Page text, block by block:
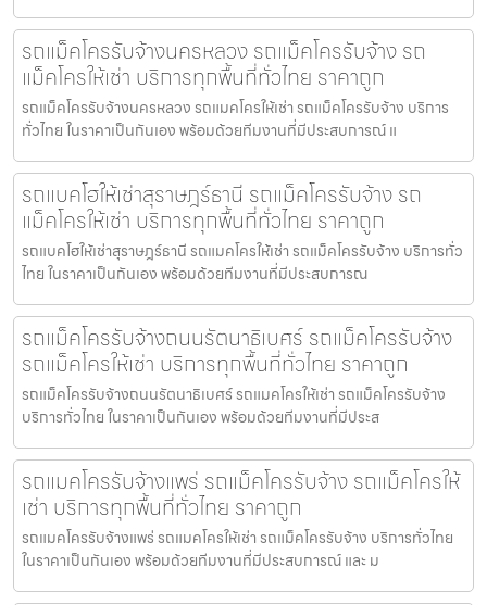
รถแม็คโครรับจ้างนครหลวง รถแม็คโครรับจ้าง รถ
แม็คโครให้เช่า บริการทุกพื้นที่ทั่วไทย ราคาถูก
รถแม็คโครรับจ้างนครหลวง รถแมคโครให้เช่า รถแม็คโครรับจ้าง บริการ
ทั่วไทย ในราคาเป็นกันเอง พร้อมด้วยทีมงานที่มีประสบการณ์ แ
รถแบคโฮให้เช่าสุราษฎร์ธานี รถแม็คโครรับจ้าง รถ
แม็คโครให้เช่า บริการทุกพื้นที่ทั่วไทย ราคาถูก
รถแบคโฮให้เช่าสุราษฎร์ธานี รถแมคโครให้เช่า รถแม็คโครรับจ้าง บริการทั่ว
ไทย ในราคาเป็นกันเอง พร้อมด้วยทีมงานที่มีประสบการณ
รถแม็คโครรับจ้างถนนรัตนาธิเบศร์ รถแม็คโครรับจ้าง
รถแม็คโครให้เช่า บริการทุกพื้นที่ทั่วไทย ราคาถูก
รถแม็คโครรับจ้างถนนรัตนาธิเบศร์ รถแมคโครให้เช่า รถแม็คโครรับจ้าง
บริการทั่วไทย ในราคาเป็นกันเอง พร้อมด้วยทีมงานที่มีประส
รถแมคโครรับจ้างแพร่ รถแม็คโครรับจ้าง รถแม็คโครให้
เช่า บริการทุกพื้นที่ทั่วไทย ราคาถูก
รถแมคโครรับจ้างแพร่ รถแมคโครให้เช่า รถแม็คโครรับจ้าง บริการทั่วไทย
ในราคาเป็นกันเอง พร้อมด้วยทีมงานที่มีประสบการณ์ และ ม